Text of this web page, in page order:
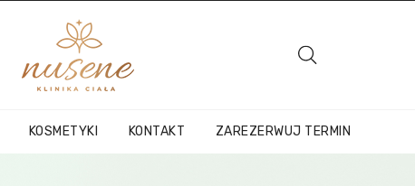
KOSMETYKI KONTAKT ZAREZERWUJ TERMIN